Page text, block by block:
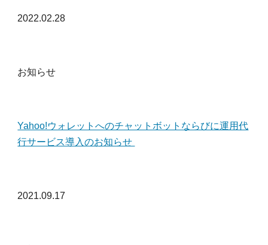
2022.02.28
お知らせ
Yahoo!ウォレットへのチャットボットならびに運用代
行サービス導入のお知らせ
2021.09.17